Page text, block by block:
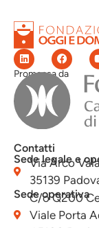
Promossa da
Contatti
Sede legale e
Via Arco
35139
Sede operativa
C/o Q200
Viale Porta